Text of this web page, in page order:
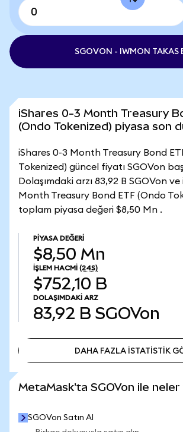
SGOVON - IWMON TAKAS
iShares 0-3 Month Treasury
(Ondo Tokenized) piyasa son
iShares 0-3 Month Treasury Bond
Tokenized) güncel fiyatı SGOVon
Dolaşımdaki arzı 83,92 B SGOVon
Month Treasury Bond ETF (Ondo
toplam piyasa değeri $8,50 Mn .
PIYASA DEĞERI
$8,50 Mn
İŞLEM HACMI (24S)
$752,10 B
DOLAŞIMDAKI ARZ
83,92 B SGOVon
DAHA FAZLA İSTATİSTİK
MetaMask'ta SGOVon ile neler
SGOVon Satın Al